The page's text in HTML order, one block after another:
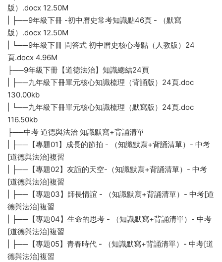
版）.docx 12.50M
| ├──9年級下冊 -初中曆史常考知識點46頁 - （默寫
版）.docx 12.50M
| └──9年級下冊 問答式 初中曆史核心考點（人教版）24
頁.docx 4.96M
├──9年級下冊【道德法治】知識總結24頁
| ├──九年級下冊單元核心知識梳理（背誦版）24頁.doc
130.00kb
| └──九年級下冊單元核心知識梳理（默寫版）24頁.doc
116.50kb
├──中考 道德與法治 知識默寫+背誦清單
| ├──【專題01】成長的節拍 - （知識默寫+背誦清單）- 中考
[道德與法治]複習
| ├──【專題02】友誼的天空-（知識默寫+背誦清單）- 中考
[道德與法治]複習
| ├──【專題03】師長情誼 - （知識默寫+背誦清單）- 中考[道
德與法治]複習
| ├──【專題04】生命的思考 - （知識默寫+背誦清單）- 中考
[道德與法治]複習
| ├──【專題05】青春時代 - （知識默寫+背誦清單）- 中考[道
德與法治]複習